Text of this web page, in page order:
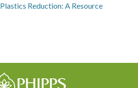
Plastics Reduction: A Resource